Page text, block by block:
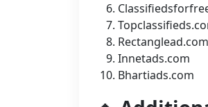
Rectanglead.com
Innetads.com
Bhartiads.com